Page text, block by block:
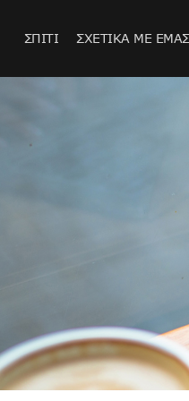
ΣΠΊΤΙ ΣΧΕΤΙΚΆ ΜΕ ΕΜΆΣ